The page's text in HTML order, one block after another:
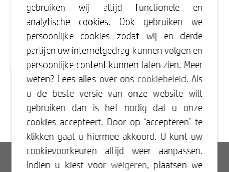
Inloggen
gebruiken wij altijd functionele en
analytische cookies. Ook gebruiken we
persoonlijke cookies zodat wij en derde
partijen uw internetgedrag kunnen volgen en
persoonlijke content kunnen laten zien. Meer
weten? Lees alles over ons cookiebeleid. Als
u de beste versie van onze website wilt
gebruiken dan is het nodig dat u onze
cookies accepteert. Door op ‘accepteren’ te
klikken gaat u hiermee akkoord. U kunt uw
cookievoorkeuren altijd weer aanpassen.
Indien u kiest voor weigeren, plaatsen we